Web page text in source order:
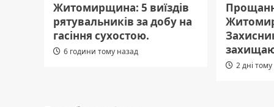
Житомирщина: 5 виїздів
рятувальників за добу на
гасіння сухостою.
6 години тому назад
2 дні